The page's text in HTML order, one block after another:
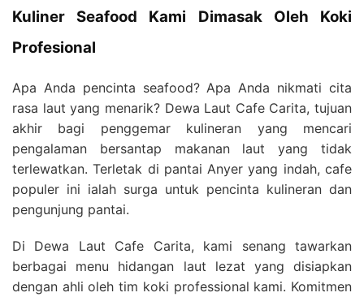
Kuliner Seafood Kami Dimasak Oleh Koki
Profesional
Apa Anda pencinta seafood? Apa Anda nikmati cita
rasa laut yang menarik? Dewa Laut Cafe Carita, tujuan
akhir bagi penggemar kulineran yang mencari
pengalaman bersantap makanan laut yang tidak
terlewatkan. Terletak di pantai Anyer yang indah, cafe
populer ini ialah surga untuk pencinta kulineran dan
pengunjung pantai.
Di Dewa Laut Cafe Carita, kami senang tawarkan
berbagai menu hidangan laut lezat yang disiapkan
dengan ahli oleh tim koki professional kami. Komitmen